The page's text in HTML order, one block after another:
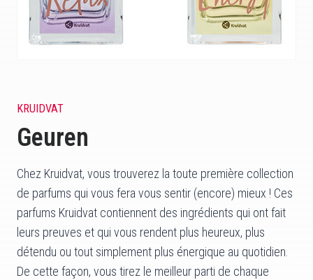
KRUIDVAT
Geuren
Chez Kruidvat, vous trouverez la toute première collection
de parfums qui vous fera vous sentir (encore) mieux ! Ces
parfums Kruidvat contiennent des ingrédients qui ont fait
leurs preuves et qui vous rendent plus heureux, plus
détendu ou tout simplement plus énergique au quotidien.
De cette façon, vous tirez le meilleur parti de chaque